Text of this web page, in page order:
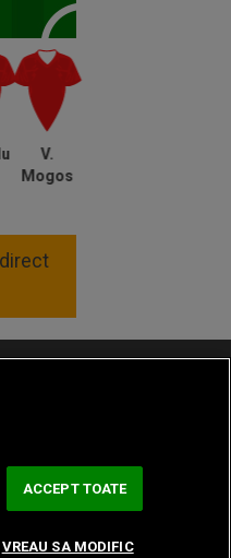
V.
Mogos
ACCEPT TOATE
VREAU SA MODIFIC